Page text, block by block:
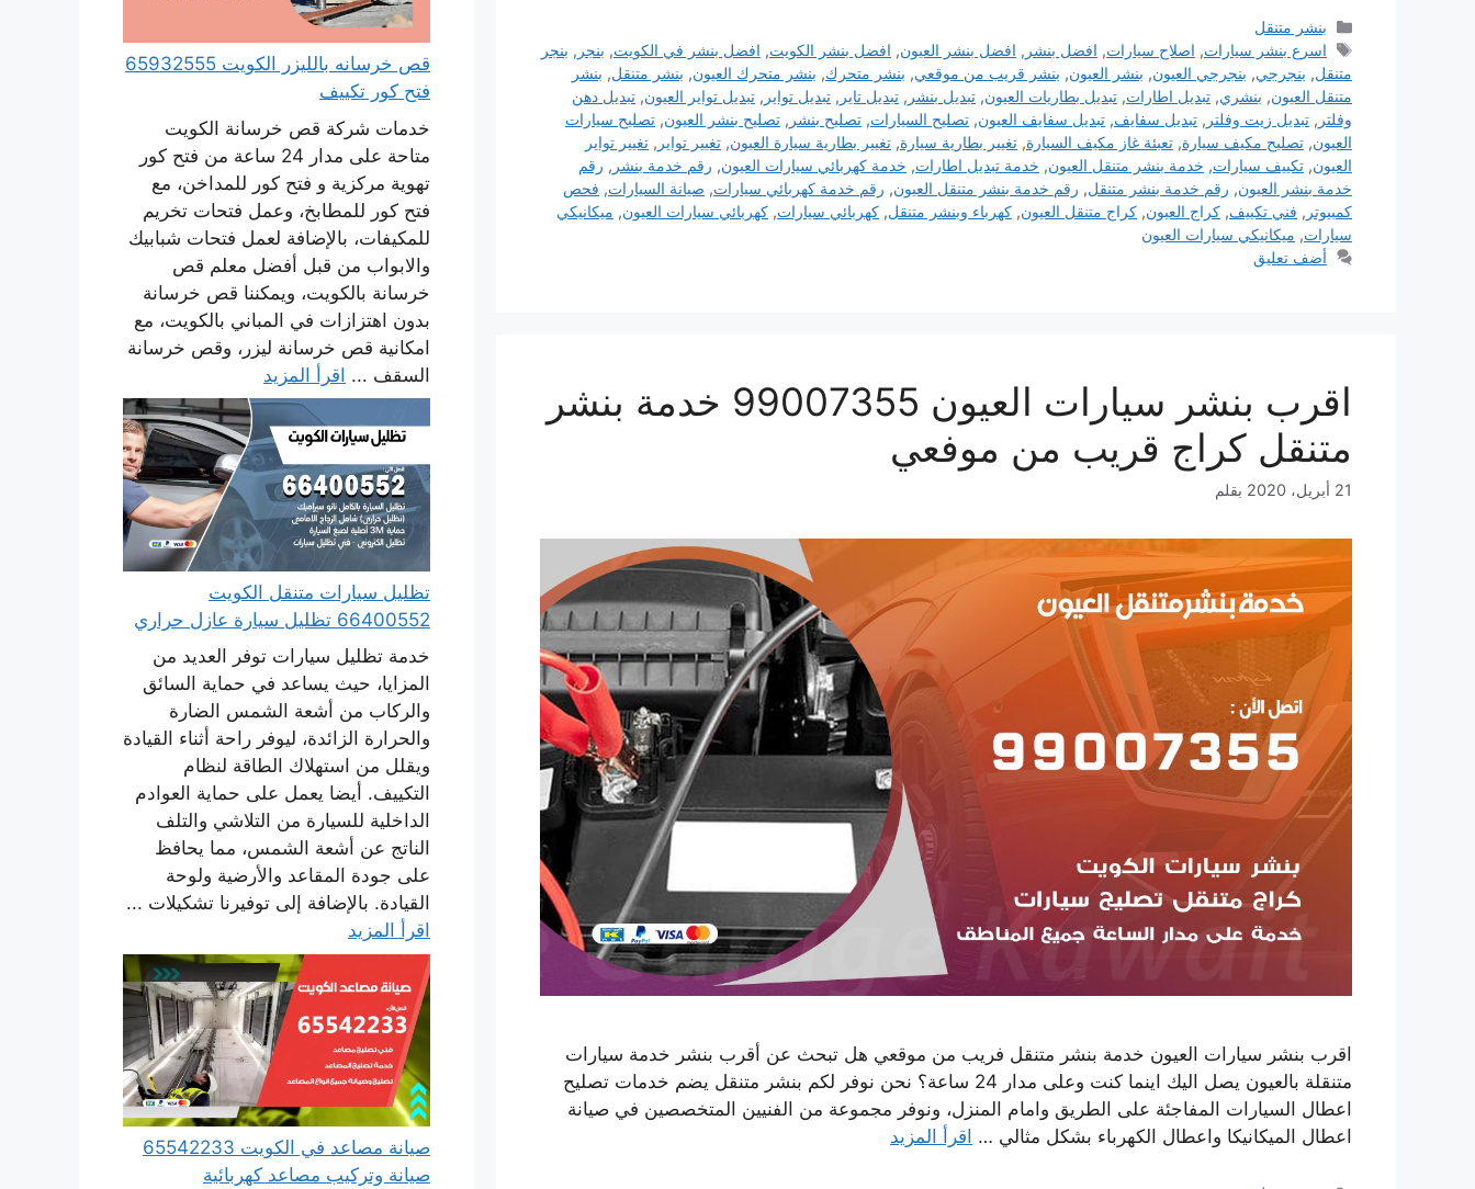
التصنيفات
بنشر متنقل
الوسوم
اسرع بنشر سيارات, اصلاح سيارات, افضل بنشر , افضل بنشر العيون, افضل بنشر الكويت, افضل بنشر في الكويت, بنجر , بنجر
متنقل, بنجرجي, بنجرجي العيون, بنشر العيون, بنشر قريب من موقعي, بنشر متحرك, بنشر متحرك العيون, بنشر متنقل, بنشر
متنقل العيون, بنشري, تبديل اطارات, تبديل بطاريات العيون, تبديل بنشر , تبديل تاير , تبديل تواير , تبديل تواير العيون, تبديل دهن
وفلتر , تبديل زيت وفلتر , تبديل سفايف, تبديل سفايف العيون, تصليح السيارات, تصليح بنشر , تصليح بنشر العيون, تصليح سيارات
العيون, تصليح مكيف سيارة, تعبئة غاز مكيف السيارة, تغيير بطارية سيارة, تغيير بطارية سيارة العيون, تغيير تواير , تغيير تواير
العيون, تكييف سيارات, خدمة بنشر متنقل العيون, خدمة تبديل اطارات, خدمة كهربائي سيارات العيون, رقم خدمة بنشر , رقم
خدمة بنشر العيون, رقم خدمة بنشر متنقل, رقم خدمة بنشر متنقل العيون, رقم خدمة كهربائي سيارات, صيانة السيارات, فحص
كمبيوتر , فني تكييف, كراج العيون, كراج متنقل العيون, كهرباء وبنشر متنقل, كهربائي سيارات, كهربائي سيارات العيون, ميكانيكي
سيارات, ميكانيكي سيارات العيون
أضف تعليق
اقرب بنشر سيارات العيون 99007355 خدمة بنشر
متنقل كراج قريب من موفعي
21 أبريل، 2020 بقلم
اقرب بنشر سيارات العيون خدمة بنشر متنقل فريب من موقعي هل تبحث عن أقرب بنشر خدمة سيارات
متنقلة بالعيون يصل اليك اينما كنت وعلى مدار 24 ساعة؟ نحن نوفر لكم بنشر متنقل يضم خدمات تصليح
اعطال السيارات المفاجئة على الطريق وامام المنزل، ونوفر مجموعة من الفنيين المتخصصين في صيانة
اعطال الميكانيكا واعطال الكهرباء بشكل مثالي … اقرأ المزيد
قص خرسانه بالليزر الكويت 65932555
فتح كور تكييف
خدمات شركة قص خرسانة الكويت
متاحة على مدار 24 ساعة من فتح كور
تهوية مركزية و فتح كور للمداخن، مع
فتح كور للمطابخ، وعمل فتحات تخريم
للمكيفات، بالإضافة لعمل فتحات شبابيك
والابواب من قبل أفضل معلم قص
خرسانة بالكويت، ويمكننا قص خرسانة
بدون اهتزازات في المباني بالكويت، مع
امكانية قص خرسانة ليزر، وقص خرسانة
السقف ... اقرأ المزيد
تظليل سيارات متنقل الكويت
66400552 تظليل سيارة عازل حراري
خدمة تظليل سيارات توفر العديد من
المزايا، حيث يساعد في حماية السائق
والركاب من أشعة الشمس الضارة
والحرارة الزائدة، ليوفر راحة أثناء القيادة
ويقلل من استهلاك الطاقة لنظام
التكييف. أيضا يعمل على حماية العوادم
الداخلية للسيارة من التلاشي والتلف
الناتج عن أشعة الشمس، مما يحافظ
على جودة المقاعد والأرضية ولوحة
القيادة. بالإضافة إلى توفيرنا تشكيلات ...
اقرأ المزيد
صيانة مصاعد في الكويت 65542233
صيانة وتركيب مصاعد كهربائية